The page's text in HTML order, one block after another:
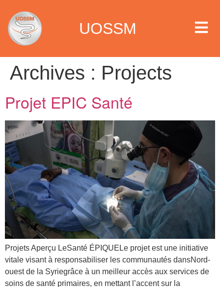
UOSSM
sommes
work
faisons
nous
Archives : Projects
Projet EPIC Santé
Projets Aperçu LeSanté ÉPIQUELe projet est une initiative
vitale visant à responsabiliser les communautés dansNord-
ouest de la Syriegrâce à un meilleur accès aux services de
soins de santé primaires, en mettant l’accent sur la